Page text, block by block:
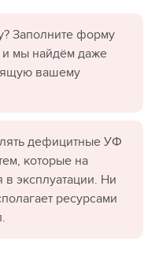
Заполните форму
и мы найдём даже
вашему
дефицитные УФ
которые на
эксплуатации. Ни
ресурсами